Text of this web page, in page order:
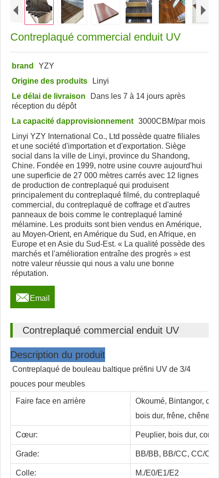
Contreplaqué commercial enduit UV
brand
YZY
Origine des produits
Linyi
Le délai de livraison
Dans les 7 à 14 jours après
réception du dépôt
La capacité dapprovisionnement 3000CBM/par mois
Linyi YZY International Co., Ltd possède quatre filiales
et une société d'importation et d'exportation. Siège
social dans la ville de Linyi, province du Shandong,
Chine. Fondée en 1999, notre usine couvre aujourd'hui
une superficie de 27 000 mètres carrés avec 12 lignes
de production de contreplaqué qui produisent
principalement du contreplaqué filmé, du contreplaqué
commercial, du contreplaqué de coffrage et d'autres
panneaux de bois comme le contreplaqué laminé
mélamine. Les produits sont bien vendus en Amérique,
au Moyen-Orient, en Amérique du Sud, en Afrique, en
Europe et en Asie du Sud-Est. « La qualité possède des
marchés et l'amélioration entraîne des progrès » est
notre valeur réussie qui nous a valu une bonne
réputation.
 Email
Contreplaqué commercial enduit UV
Description du produit
Contreplaqué de bouleau baltique préfini UV de 3/4
pouces pour meubles
Faire face en arrière
Okoumé, Bintangor,
bois dur, frêne, chêne
Cœur: Peuplier, bois dur,
Grade: BB/BB, BB/CC, CC/
Colle: M./E0/E1/E2